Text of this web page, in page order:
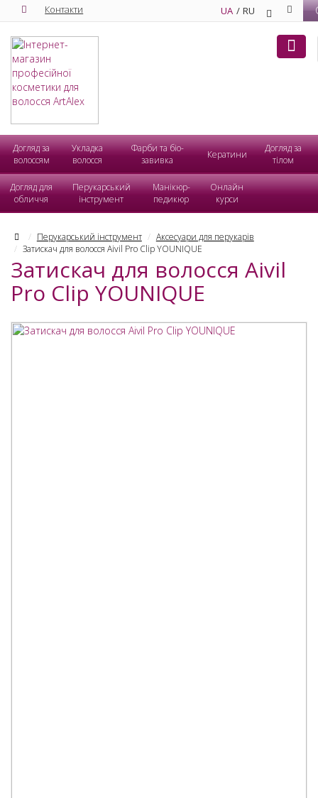
Warning
: array_multisort(): Argument #1 is expected to be an array
or a sort flag in/var/www/artalexmarket/artalex-
market.com.ua/system/storage/modification/catalog/model/
on line 641
Контакти UA RU
Догляд за
волоссям
Укладка
волосся
Фарби та біо-
завивка
Кератини
Догляд за
тілом
Догляд для
обличчя
Перукарський
інструмент
Манікюр-
педикюр
Онлайн
курси
Перукарський інструмент
Аксесуари для перукарів
Затискач для волосся Aivil Pro Clip YOUNIQUE
Затискач для волосся Aivil
Pro Clip YOUNIQUE